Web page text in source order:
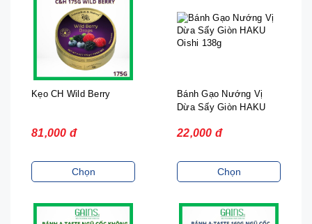
Kẹo CH Wild Berry
81,000 đ
Chọn
Bánh Gạo Nướng Vị
Dừa Sấy Giòn HAKU
22,000 đ
Chọn